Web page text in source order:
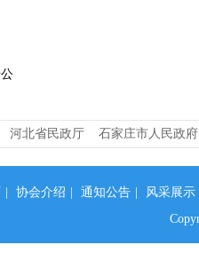
河北省民政厅 石家庄市人民政府
协会介绍 通知公告
风采展示